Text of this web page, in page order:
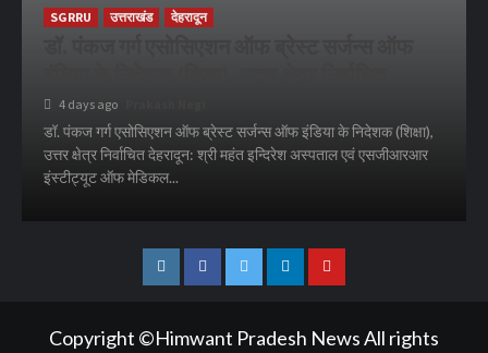
SGRRU उत्तराखंड देहरादून
4 days ago
डॉ. पंकज गर्ग एसोसिएशन ऑफ ब्रेस्ट सर्जन्स ऑफ इंडिया के निदेशक (शिक्षा),
उत्तर क्षेत्र निर्वाचित देहरादून: श्री महंत इन्दिरेश अस्पताल एवं एसजीआरआर
इंस्टीट्यूट ऑफ मेडिकल...
InstagramFacebookTwitterLinkedinYoutube
Copyright ©Himwant Pradesh News All rights